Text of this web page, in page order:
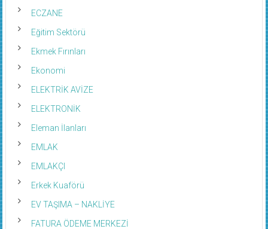
ECZANE
Eğitim Sektörü
Ekmek Fırınları
Ekonomi
ELEKTRİK AVİZE
ELEKTRONİK
Eleman İlanları
EMLAK
EMLAKÇI
Erkek Kuaförü
EV TAŞIMA – NAKLİYE
FATURA ÖDEME MERKEZİ